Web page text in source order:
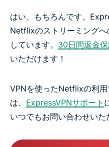
はい、もちろんです。
Netflixのストリーミング
しています。 30日間返金
いただけます！
VPNを使ったNetflixの利
は、 ExpressVPNサポート
いつでもお問い合わせいた